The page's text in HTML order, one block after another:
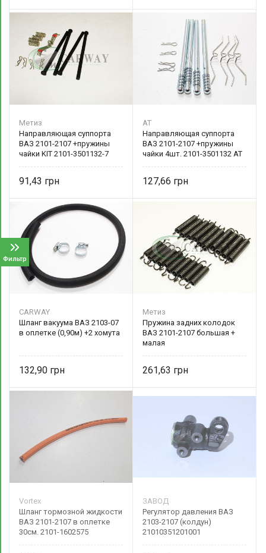
Фильтр
Метиз
Направляющая суппорта
ВАЗ 2101-2107 +пружины
чайки KIT 2101-3501132-7
91,43
AT
Направляющая суппорта
ВАЗ 2101-2107 +пружины
чайки 4шт. 2101-3501132 AT
127,66
CARWAY
Шланг вакуума ВАЗ 2103-07
в оплетке (0,90м) +2 хомута
132,90
Метиз
Пружина задних колодок
ВАЗ 2101-2107 большая +
малая
261,63
Vortex
Шланг тормозной жидкости
ВАЗ 2101-2107 в оплетке
30см. 2101-1602575
ЗАВОД
Регулятор давления ВАЗ
2103-2107 (колдун)
21010351201001